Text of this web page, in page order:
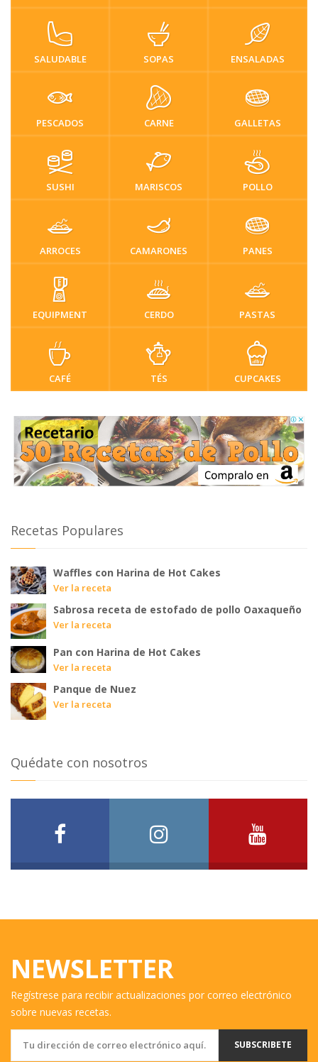
SALUDABLE SOPAS ENSALADAS
PESCADOS CARNE GALLETAS
SUSHI MARISCOS POLLO
ARROCES CAMARONES PANES
EQUIPMENT CERDO PASTAS
CAFÉ TÉS CUPCAKES
Recetas Populares
Waffles con Harina de Hot Cakes
Ver la receta
Sabrosa receta de estofado de pollo Oaxaqueño
Ver la receta
Pan con Harina de Hot Cakes
Ver la receta
Panque de Nuez
Ver la receta
Quédate con nosotros
NEWSLETTER
Regístrese para recibir actualizaciones por correo electrónico
sobre nuevas recetas.
SUBSCRIBETE